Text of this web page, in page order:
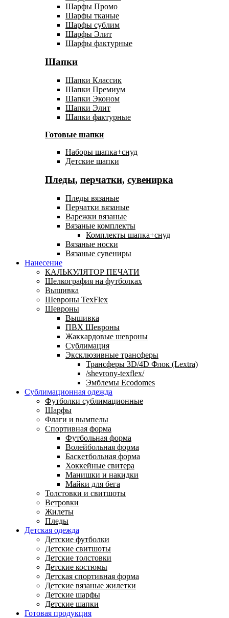
Шарфы Промо
Шарфы тканые
Шарфы сублим
Шарфы Элит
Шарфы фактурные
Шапки
Шапки Классик
Шапки Премиум
Шапки Эконом
Шапки Элит
Шапки фактурные
Готовые шапки
Наборы шапка+снуд
Детские шапки
Пледы, перчатки, сувенирка
Пледы вязаные
Перчатки вязаные
Варежки вязаные
Вязаные комплекты
Комплекты шапка+снуд
Вязаные носки
Вязаные сувениры
Нанесение
КАЛЬКУЛЯТОР ПЕЧАТИ
Шелкография на футболках
Вышивка
Шевроны TexFlex
Шевроны
Вышивка
ПВХ Шевроны
Жаккардовые шевроны
Сублимация
Эксклюзивные трансферы
Трансферы 3D/4D Флок (Lextra)
/shevrony-texflex/
Эмблемы Ecodomes
Сублимационная одежда
Футболки сублимационные
Шарфы
Флаги и вымпелы
Спортивная форма
Футбольная форма
Волейбольная форма
Баскетбольная форма
Хоккейные свитера
Манишки и накидки
Майки для бега
Толстовки и свитшоты
Ветровки
Жилеты
Пледы
Детская одежда
Детские футболки
Детские свитшоты
Детские толстовки
Детские костюмы
Детская спортивная форма
Детские вязаные жилетки
Детские шарфы
Детские шапки
Готовая продукция